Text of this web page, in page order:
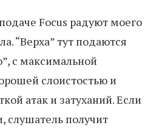
Focus радуют моего
“Верха” тут подаются
с максимальной
слоистостью и
атак и затуханий. Если
слушатель получит